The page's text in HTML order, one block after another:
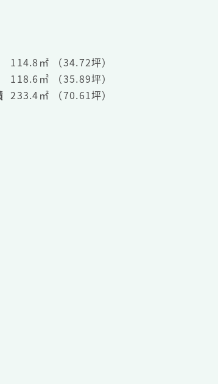
114.8㎡ （34.72坪）
118.6㎡ （35.89坪）
233.4㎡ （70.61坪）